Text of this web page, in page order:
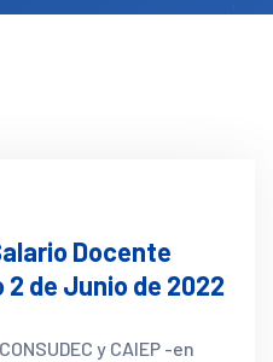
Docente
de Junio de 2022
y CAIEP -en